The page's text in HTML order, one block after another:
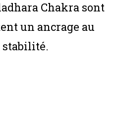
Chakra sont
un ancrage au